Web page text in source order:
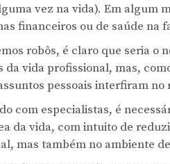
vez na vida). Em algum
financeiros ou de saúde na
robôs, é claro que seria
da vida profissional, mas,
pessoais interfiram
com especialistas, é
da vida, com intuito de
mas também no ambiente